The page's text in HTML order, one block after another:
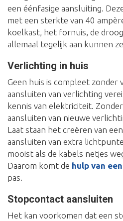
een éénfasige aansluiting.
met een sterkte van 40
koelkast, het fornuis, de
allemaal tegelijk aan kunnen
Verlichting in huis
Geen huis is compleet zonder
aansluiten van verlichting
kennis van elektriciteit.
aansluiten van nieuwe
Laat staan het creëren van
aansluiten van extra
mooist als de kabels netjes
Daarom komt de hulp van
pas.
Stopcontact aansluiten
Het kan voorkomen dat een